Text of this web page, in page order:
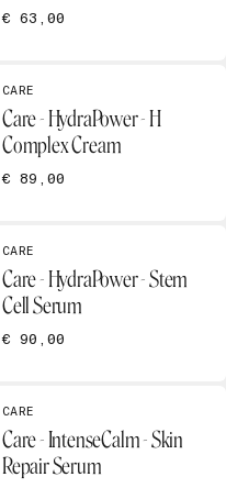
€ 63,00
CARE
Care - HydraPower - H
Complex Cream
€ 89,00
CARE
Care - HydraPower - Stem
Cell Serum
€ 90,00
CARE
Care - IntenseCalm - Skin
Repair Serum